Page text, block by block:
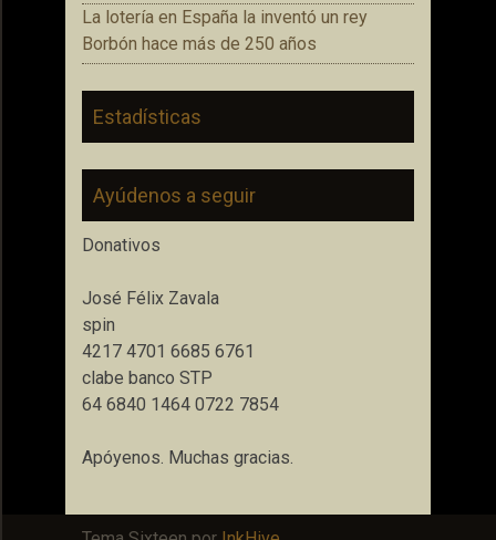
La lotería en España la inventó un rey
Borbón hace más de 250 años
Estadísticas
Ayúdenos a seguir
Donativos
José Félix Zavala
spin
4217 4701 6685 6761
clabe banco STP
64 6840 1464 0722 7854
Apóyenos. Muchas gracias.